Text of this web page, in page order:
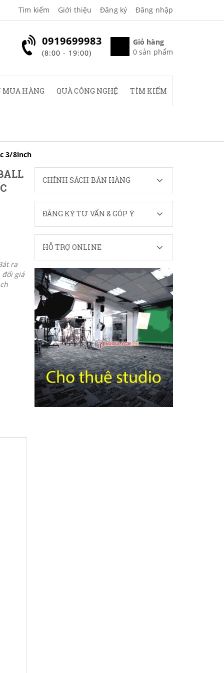
Tìm kiếm Giới thiệu Đăng ký Đăng nhập
Giỏ hàng
0 sản phẩm
0919699983
(8:00 - 19:00)
MUA HÀNG QUÀ CÔNG NGHỆ TÌM KIẾM
3/8inch
ra
giá
CHÍNH SÁCH BÁN HÀNG
ĐĂNG KÝ TƯ VẤN & GÓP Ý
HỖ TRỢ ONLINE